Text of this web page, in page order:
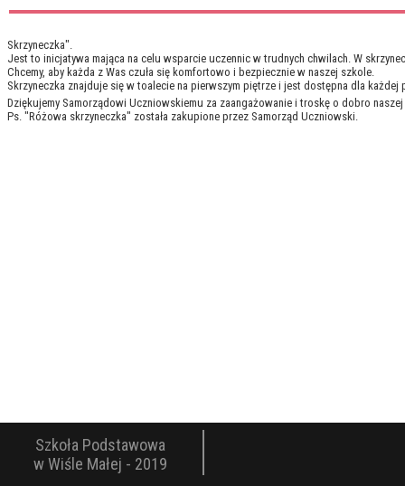
Skrzyneczka".
Jest to inicjatywa mająca na celu wsparcie uczennic w trudnych chwilach. W
Chcemy, aby każda z Was czuła się komfortowo i bezpiecznie w naszej szkole.
Skrzyneczka znajduje się w toalecie na pierwszym piętrze i jest dostępna dla
Dziękujemy Samorządowi Uczniowskiemu za zaangażowanie i troskę o dobro
Ps. "Różowa skrzyneczka" została zakupione przez Samorząd Uczniowski.
Szkoła Podstawowa
w Wiśle Małej - 2019